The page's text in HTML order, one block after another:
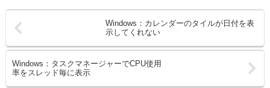
Windows：カレンダーのタイルが日付を表
示してくれない
Windows：タスクマネージャーでCPU使用
率をスレッド毎に表示